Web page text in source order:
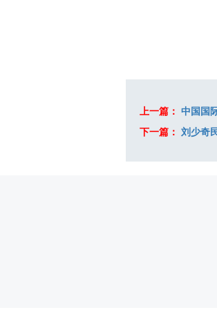
上一篇： 中国国
下一篇： 刘少奇